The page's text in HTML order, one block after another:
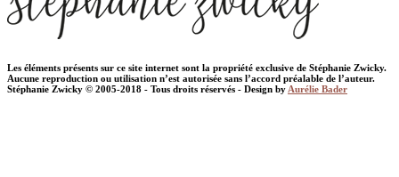
Les éléments présents sur ce site internet sont la propriété exclusive de Stéphanie Zwicky.
Aucune reproduction ou utilisation n’est autorisée sans l’accord préalable de l’auteur.
Stéphanie Zwicky © 2005-2018 - Tous droits réservés - Design by Aurélie Bader